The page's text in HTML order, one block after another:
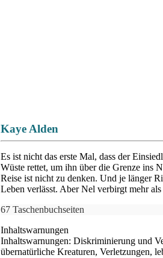
Kaye Alden
Es ist nicht das erste Mal, dass der
Wüste rettet, um ihn über die Grenze ins
Reise ist nicht zu denken. Und je länger
Leben verlässt. Aber Nel verbirgt mehr
67 Taschenbuchseiten
Inhaltswarnungen
Inhaltswarnungen: Diskriminierung und
übernatürliche Kreaturen, Verletzungen,